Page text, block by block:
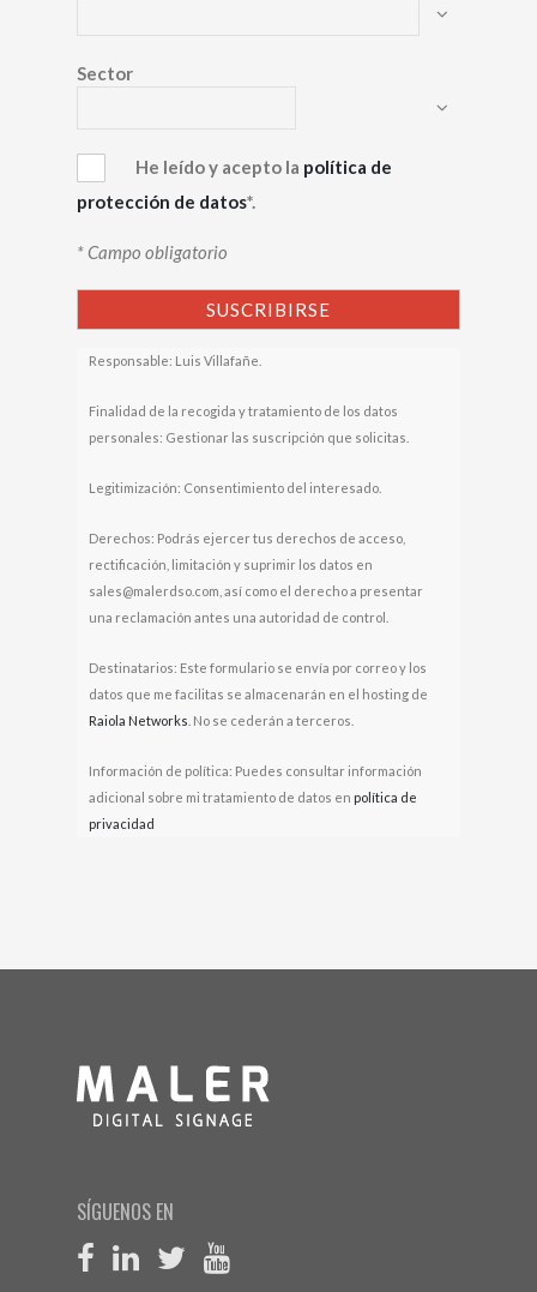
Sector
He leído y acepto la política de
protección de datos*.
* Campo obligatorio
Responsable: Luis Villafañe.
Finalidad de la recogida y tratamiento de los datos
personales: Gestionar las suscripción que solicitas.
Legitimización: Consentimiento del interesado.
Derechos: Podrás ejercer tus derechos de acceso,
rectificación, limitación y suprimir los datos en
sales@malerdso.com, así como el derecho a presentar
una reclamación antes una autoridad de control.
Destinatarios: Este formulario se envía por correo y los
datos que me facilitas se almacenarán en el hosting de
Raiola Networks . No se cederán a terceros.
Información de política: Puedes consultar información
adicional sobre mi tratamiento de datos en política de
privacidad
SÍGUENOS EN